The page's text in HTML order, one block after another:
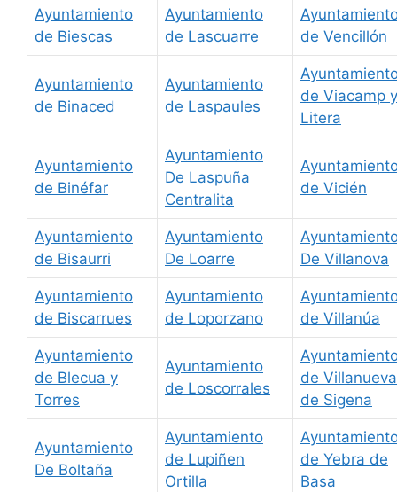
Ayuntamiento
de Biescas
Ayuntamiento
de Lascuarre
de Vencillón
Ayuntamiento
de Binaced
Ayuntamiento
de Laspaules
de Viacamp y
Litera
Ayuntamiento
de Binéfar
Ayuntamiento
De Laspuña
Centralita
de Vicién
Ayuntamiento
de Bisaurri
Ayuntamiento
De Loarre
De Villanova
Ayuntamiento
de Biscarrues
Ayuntamiento
de Loporzano
de Villanúa
Ayuntamiento
de Blecua y
Torres
Ayuntamiento
de Loscorrales
de Villanueva
de Sigena
Ayuntamiento
De Boltaña
Ayuntamiento
de Lupiñen
Ortilla
de Yebra de
Basa